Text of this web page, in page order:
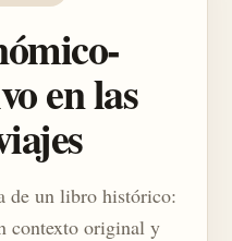
en las
de un libro histórico:
contexto original y